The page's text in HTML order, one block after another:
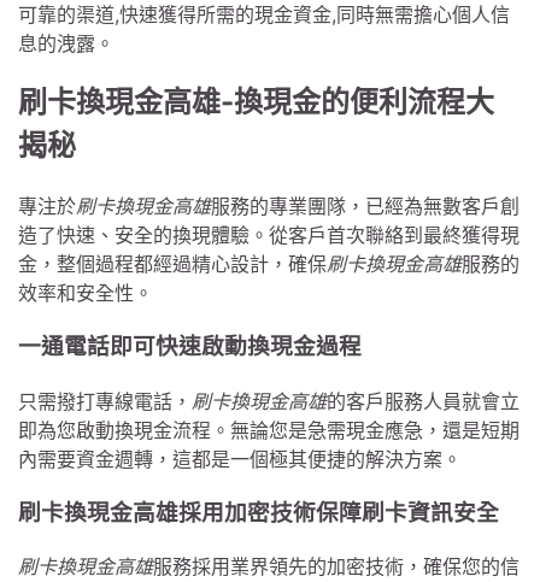
可靠的渠道,快速獲得所需的現金資金,同時無需擔心個人信
息的洩露。
刷卡換現金高雄-換現金的便利流程大
揭秘
專注於刷卡換現金高雄服務的專業團隊，已經為無數客戶創
造了快速、安全的換現體驗。從客戶首次聯絡到最終獲得現
金，整個過程都經過精心設計，確保刷卡換現金高雄服務的
效率和安全性。
一通電話即可快速啟動換現金過程
只需撥打專線電話， 刷卡換現金高雄的客戶服務人員就會立
即為您啟動換現金流程。無論您是急需現金應急，還是短期
內需要資金週轉，這都是一個極其便捷的解決方案。
刷卡換現金高雄採用加密技術保障刷卡資訊安全
刷卡換現金高雄服務採用業界領先的加密技術，確保您的信